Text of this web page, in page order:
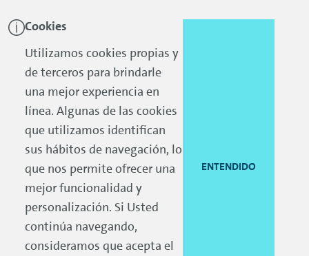
Cookies
Utilizamos cookies propias y
de terceros para brindarle
una mejor experiencia en
línea. Algunas de las cookies
que utilizamos identifican
sus hábitos de navegación, lo
que nos permite ofrecer una
mejor funcionalidad y
personalización. Si Usted
continúa navegando,
consideramos que acepta el
ENTENDIDO